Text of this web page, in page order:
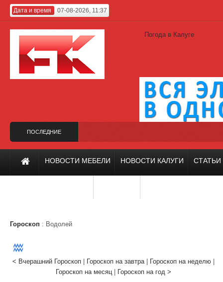
Дата и время 07-08-2026, 11:37
Погода в Калуге
ПОСЛЕДНИЕ
вместо Гагарина Калужский проект на фестивале «Зодчество-2019»
НОВОСТИ МЕБЕЛИ НОВОСТИ КАЛУГИ
Гороскоп : Водолей
< Вчерашний Гороскоп| Гороскоп на завтра Гороскоп на неделю
Гороскоп на месяц
Гороскоп на год >